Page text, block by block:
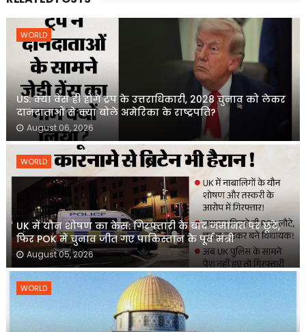
WORLD
US: क्या वेंस ही होंगे ट्रंप के उत्तराधिकारी, 2028 चुनाव को लेकर
दानदाताओं से क्या बोले अमेरिका के राष्ट्रपति?
August 06, 2026
WORLD
UK में यौन शोषण का केस: गिरफ्तारी के बाद जमानत पर छूटे,
फिर POK में चुनाव जीत गए पाकिस्तान के पूर्व मंत्री
August 05, 2026
WORLD